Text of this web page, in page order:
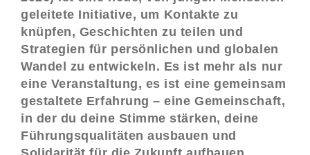
geleitete Initiative, um Kontakte zu
knüpfen, Geschichten zu teilen und
Strategien für persönlichen und globalen
Wandel zu entwickeln. Es ist mehr als nur
eine Veranstaltung, es ist eine gemeinsam
gestaltete Erfahrung – eine Gemeinschaft,
in der du deine Stimme stärken, deine
Führungsqualitäten ausbauen und